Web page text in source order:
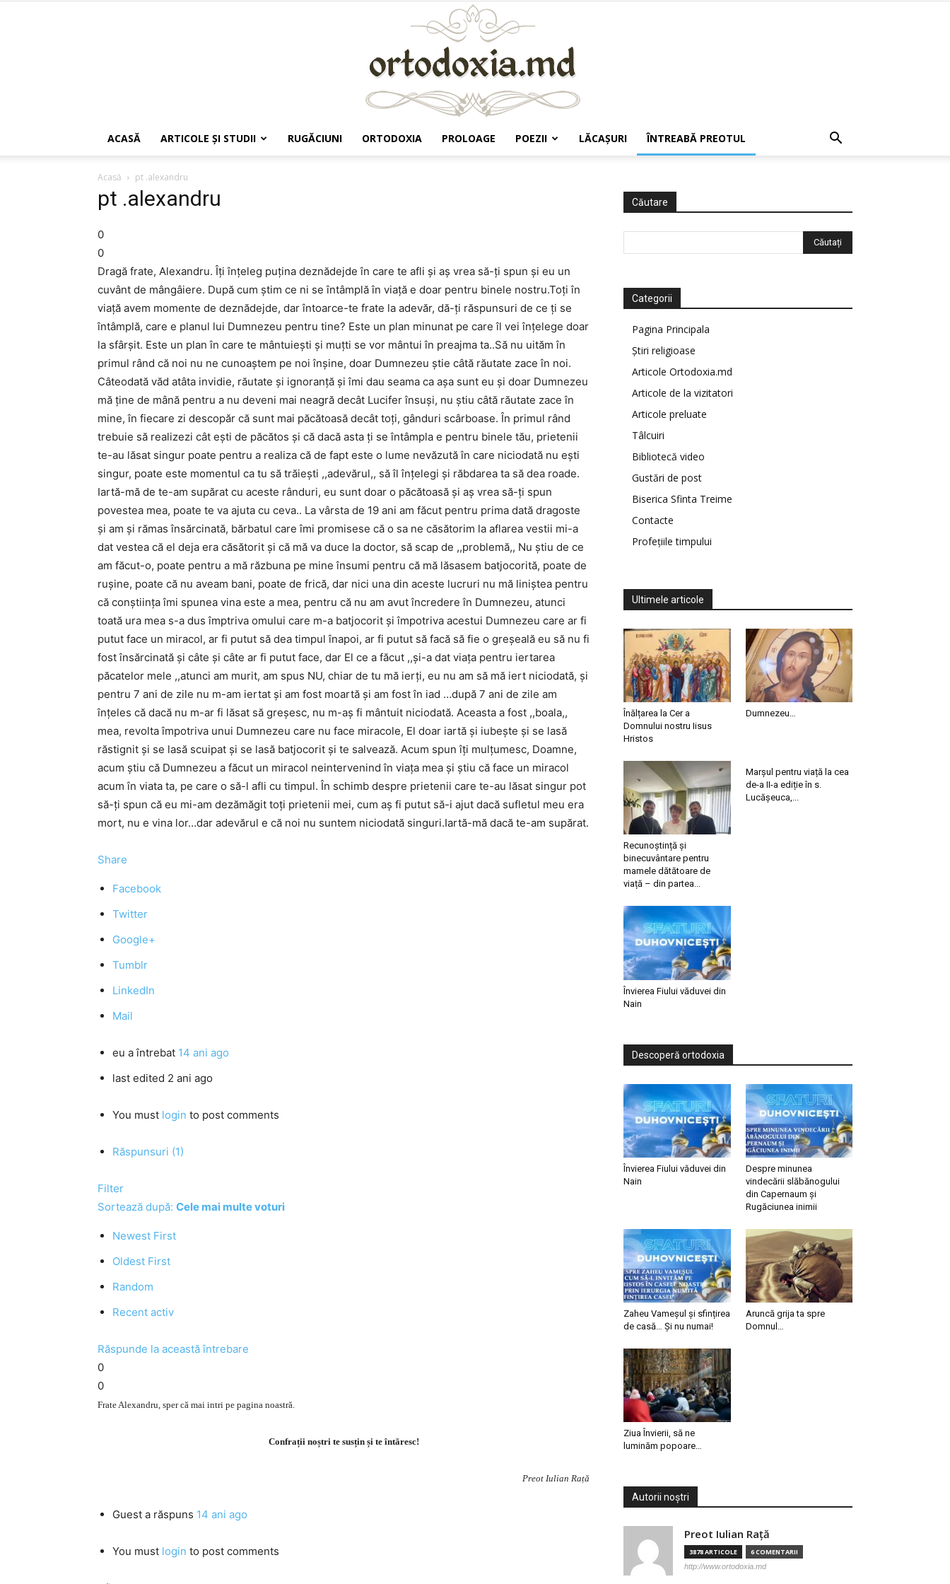
ACASĂ ARTICOLE ŞI STUDII RUGĂCIUNI ORTODOXIA PROLOAGE POEZII LĂCAŞURI ÎNTREABĂ PREOTUL
Acasă pt .alexandru
pt .alexandru
0
0
Dragă frate, Alexandru. Îţi înţeleg puţina deznădejde în care te afli şi aş vrea să-ţi spun şi eu un
cuvânt de mângâiere. După cum ştim ce ni se întâmplă în viaţă e doar pentru binele nostru.Toţi în
viaţă avem momente de deznădejde, dar întoarce-te frate la adevăr, dă-ţi răspunsuri de ce ţi se
întâmplă, care e planul lui Dumnezeu pentru tine? Este un plan minunat pe care îl vei înţelege doar
la sfârşit. Este un plan în care te mântuieşti şi muţti se vor mântui în preajma ta..Să nu uităm în
primul rând că noi nu ne cunoaştem pe noi înşine, doar Dumnezeu ştie câtă răutate zace în noi.
Câteodată văd atâta invidie, răutate şi ignoranţă şi îmi dau seama ca aşa sunt eu şi doar Dumnezeu
mă ţine de mână pentru a nu deveni mai neagră decât Lucifer însuşi, nu ştiu câtă răutate zace în
mine, în fiecare zi descopăr că sunt mai păcătoasă decât toţi, gânduri scârboase. În primul rând
trebuie să realizezi cât eşti de păcătos şi că dacă asta ţi se întâmpla e pentru binele tău, prietenii
te-au lăsat singur poate pentru a realiza că de fapt este o lume nevăzută în care niciodată nu eşti
singur, poate este momentul ca tu să trăieşti ,,adevărul,, să îl înţelegi şi răbdarea ta să dea roade.
Iartă-mă de te-am supărat cu aceste rânduri, eu sunt doar o păcătoasă şi aş vrea să-ţi spun
povestea mea, poate te va ajuta cu ceva.. La vârsta de 19 ani am făcut pentru prima dată dragoste
şi am şi rămas însărcinată, bărbatul care îmi promisese că o sa ne căsătorim la aflarea vestii mi-a
dat vestea că el deja era căsătorit şi că mă va duce la doctor, să scap de ,,problemă,, Nu ştiu de ce
am făcut-o, poate pentru a mă răzbuna pe mine însumi pentru că mă lăsasem batjocorită, poate de
ruşine, poate că nu aveam bani, poate de frică, dar nici una din aceste lucruri nu mă liniştea pentru
că conştiinţa îmi spunea vina este a mea, pentru că nu am avut încredere în Dumnezeu, atunci
toată ura mea s-a dus împtriva omului care m-a batjocorit şi împotriva acestui Dumnezeu care ar fi
putut face un miracol, ar fi putut să dea timpul înapoi, ar fi putut să facă să fie o greşeală eu să nu fi
fost însărcinată şi câte şi câte ar fi putut face, dar El ce a făcut ,,şi-a dat viaţa pentru iertarea
păcatelor mele ,,atunci am murit, am spus NU, chiar de tu mă ierţi, eu nu am să mă iert niciodată, şi
pentru 7 ani de zile nu m-am iertat şi am fost moartă şi am fost în iad …după 7 ani de zile am
înţeles că dacă nu m-ar fi lăsat să greşesc, nu m-aş fi mântuit niciodată. Aceasta a fost ,,boala,,
mea, revolta împotriva unui Dumnezeu care nu face miracole, El doar iartă şi iubeşte şi se lasă
răstignit şi se lasă scuipat şi se lasă batjocorit şi te salvează. Acum spun îţi mulţumesc, Doamne,
acum ştiu că Dumnezeu a făcut un miracol neintervenind în viaţa mea şi ştiu că face un miracol
acum în viata ta, pe care o să-l afli cu timpul. În schimb despre prietenii care te-au lăsat singur pot
să-ţi spun că eu mi-am dezămăgit toţi prietenii mei, cum aş fi putut să-i ajut dacă sufletul meu era
mort, nu e vina lor…dar adevărul e că noi nu suntem niciodată singuri.Iartă-mă dacă te-am supărat.
Share
Facebook
Twitter
Google+
Tumblr
LinkedIn
Mail
eu a întrebat 14 ani ago
last edited 2 ani ago
You must login to post comments
Răspunsuri (1)
Filter
Sortează după: Cele mai multe voturi
Newest First
Oldest First
Random
Recent activ
Răspunde la această întrebare
0
0
Frate Alexandru, sper că mai intri pe pagina noastră.
Confrații noștri te susțin și te întăresc!
Preot Iulian Rață
Guest a răspuns 14 ani ago
You must login to post comments
Căutare
Categorii
Pagina Principala
Știri religioase
Articole Ortodoxia.md
Articole de la vizitatori
Articole preluate
Tâlcuiri
Bibliotecă video
Gustări de post
Biserica Sfinta Treime
Contacte
Profețiile timpului
Ultimele articole
Înălțarea la Cer a
Domnului nostru Iisus
Hristos
Dumnezeu…
Recunoștință și
binecuvântare pentru
mamele dătătoare de
viață – din partea...
Marșul pentru viață la cea
de-a II-a ediție în s.
Lucășeuca,...
Învierea Fiului văduvei din
Nain
Descoperă ortodoxia
Învierea Fiului văduvei din
Nain
Despre minunea
vindecării slăbănogului
din Capernaum și
Rugăciunea inimii
Zaheu Vameșul și sfințirea
de casă… Și nu numai!
Aruncă grija ta spre
Domnul…
Ziua Învierii, să ne
luminăm popoare…
Autorii noștri
Preot Iulian Raţă
3878 ARTICOLE 6 COMENTARII
http://www.ortodoxia.md